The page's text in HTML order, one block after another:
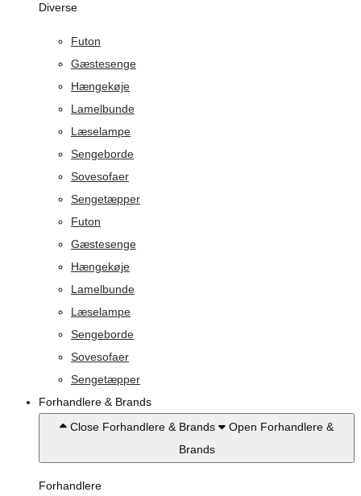
Diverse
Futon
Gæstesenge
Hængekøje
Lamelbunde
Læselampe
Sengeborde
Sovesofaer
Sengetæpper
Futon
Gæstesenge
Hængekøje
Lamelbunde
Læselampe
Sengeborde
Sovesofaer
Sengetæpper
Forhandlere & Brands
Close Forhandlere & Brands
Open Forhandlere &
Brands
Forhandlere